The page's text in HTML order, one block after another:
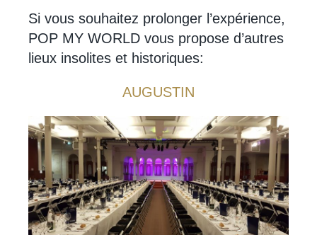
Si vous souhaitez prolonger l’expérience,
POP MY WORLD vous propose d’autres
lieux insolites et historiques:
AUGUSTIN